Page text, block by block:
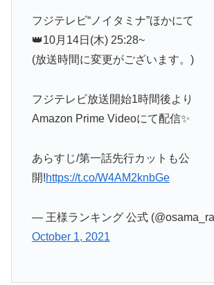
フジテレビ“ノイタミナ”ほかにて
👑10月14日(木) 25:28~
(放送時間に変更がございます。)
フジテレビ放送開始1時間後より
Amazon Prime Videoにて配信✨
あらすじ/第一話先行カットも公
開!https://t.co/W4AM2knbGe
— 王様ランキング 公式
October 1, 2021